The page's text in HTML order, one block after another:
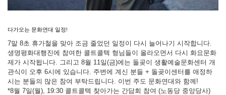
다가오는 문화연대 일정!
7말 8초 휴가철을 맞아 조금 줄었던 일정이 다시 늘어나기 시작합니다.
생명평화대행진에 참여한 콜트콜텍 형님들이 올라오면서 다시 화요문화
제가 시작됩니다. 그리고 8월 11일(금)에는 돌곶이 생활예술문화센터 개
관식이 오후 6시에 있습니다. 주변에 계신 분들 + 돌곶이센터를 애정하
시는 분들의 많은 참여 부탁드립니다. 이번 주도 문화연대와 함께!
*8월 7일(월), 19:30 콜트콜텍 찾아가는 간담회 참여 (노동당 중앙당사)